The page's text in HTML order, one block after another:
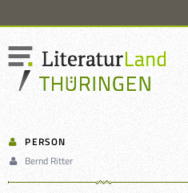
PERSON
Bernd Ritter